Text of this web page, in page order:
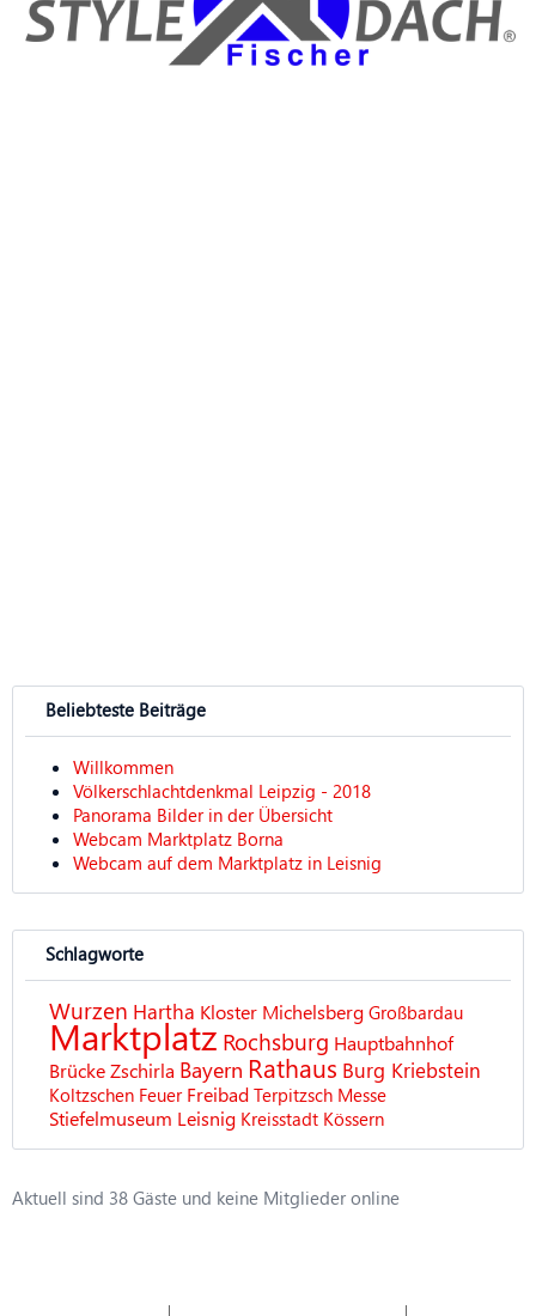
Beliebteste Beiträge
Willkommen
Völkerschlachtdenkmal Leipzig - 2018
Panorama Bilder in der Übersicht
Webcam Marktplatz Borna
Webcam auf dem Marktplatz in Leisnig
Schlagworte
Wurzen Hartha Kloster Michelsberg Großbardau
Marktplatz Rochsburg Hauptbahnhof
BrückeZschirla Bayern Rathaus Burg Kriebstein
Koltzschen Feuer Freibad Terpitzsch Messe
Stiefelmuseum Leisnig Kreisstadt Kössern
Aktuell sind 38 Gäste und keine Mitglieder online